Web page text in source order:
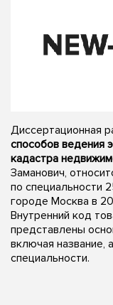
Диссертационная
способов ведения
кадастра
Заманович,
по специальности
городе Москва в
Внутренний код
представлены
включая название,
специальности.